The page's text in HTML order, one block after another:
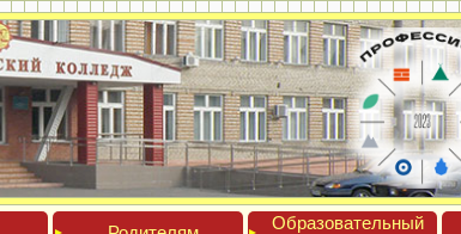
Обра­зова­тель­ный